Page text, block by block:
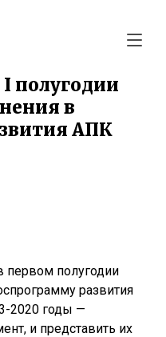
полугодии
в
АПК
первом полугодии
развития
2020 годы —
и представить их